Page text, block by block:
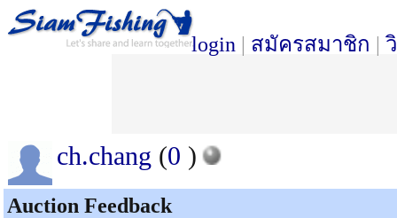
login | สมัครสมาชิก |
ch.chang (0 )
Auction Feedback